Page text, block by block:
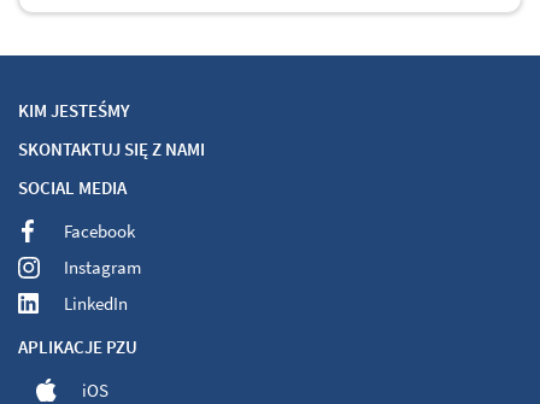
KIM JESTEŚMY
SKONTAKTUJ SIĘ Z NAMI
SOCIAL MEDIA
Facebook
Instagram
LinkedIn
APLIKACJE PZU
iOS